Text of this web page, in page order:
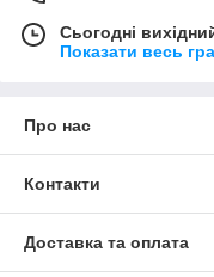
Сьогодні
Показати весь
Про нас
Контакти
Доставка та оплата